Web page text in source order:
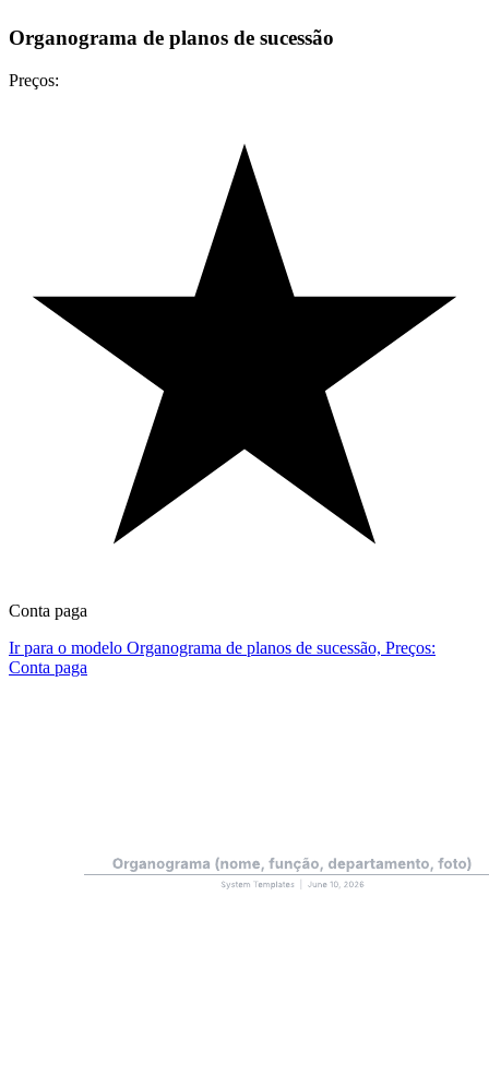
Organograma de planos de sucessão
Preços:
Conta paga
Ir para o modelo Organograma de planos de sucessão, Preços:
Conta paga